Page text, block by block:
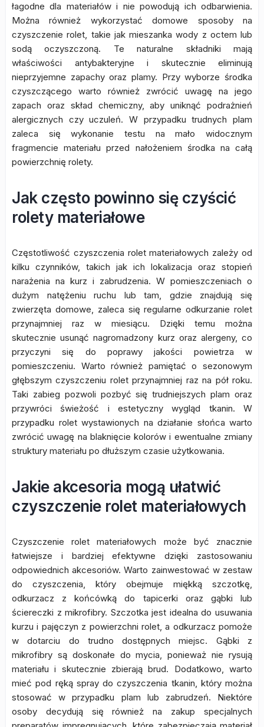
łagodne dla materiałów i nie powodują ich odbarwienia.
Można również wykorzystać domowe sposoby na
czyszczenie rolet, takie jak mieszanka wody z octem lub
sodą oczyszczoną. Te naturalne składniki mają
właściwości antybakteryjne i skutecznie eliminują
nieprzyjemne zapachy oraz plamy. Przy wyborze środka
czyszczącego warto również zwrócić uwagę na jego
zapach oraz skład chemiczny, aby uniknąć podrażnień
alergicznych czy uczuleń. W przypadku trudnych plam
zaleca się wykonanie testu na mało widocznym
fragmencie materiału przed nałożeniem środka na całą
powierzchnię rolety.
Jak często powinno się czyścić
rolety materiałowe
Częstotliwość czyszczenia rolet materiałowych zależy od
kilku czynników, takich jak ich lokalizacja oraz stopień
narażenia na kurz i zabrudzenia. W pomieszczeniach o
dużym natężeniu ruchu lub tam, gdzie znajdują się
zwierzęta domowe, zaleca się regularne odkurzanie rolet
przynajmniej raz w miesiącu. Dzięki temu można
skutecznie usunąć nagromadzony kurz oraz alergeny, co
przyczyni się do poprawy jakości powietrza w
pomieszczeniu. Warto również pamiętać o sezonowym
głębszym czyszczeniu rolet przynajmniej raz na pół roku.
Taki zabieg pozwoli pozbyć się trudniejszych plam oraz
przywróci świeżość i estetyczny wygląd tkanin. W
przypadku rolet wystawionych na działanie słońca warto
zwrócić uwagę na blaknięcie kolorów i ewentualne zmiany
struktury materiału po dłuższym czasie użytkowania.
Jakie akcesoria mogą ułatwić
czyszczenie rolet materiałowych
Czyszczenie rolet materiałowych może być znacznie
łatwiejsze i bardziej efektywne dzięki zastosowaniu
odpowiednich akcesoriów. Warto zainwestować w zestaw
do czyszczenia, który obejmuje miękką szczotkę,
odkurzacz z końcówką do tapicerki oraz gąbki lub
ściereczki z mikrofibry. Szczotka jest idealna do usuwania
kurzu i pajęczyn z powierzchni rolet, a odkurzacz pomoże
w dotarciu do trudno dostępnych miejsc. Gąbki z
mikrofibry są doskonałe do mycia, ponieważ nie rysują
materiału i skutecznie zbierają brud. Dodatkowo, warto
mieć pod ręką spray do czyszczenia tkanin, który można
stosować w przypadku plam lub zabrudzeń. Niektóre
osoby decydują się również na zakup specjalnych